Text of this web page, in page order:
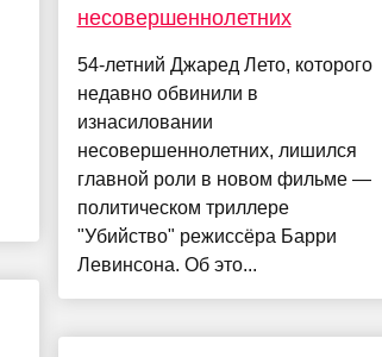
несовершеннолетних
54-летний Джаред Лето, которого
недавно обвинили в
изнасиловании
несовершеннолетних, лишился
главной роли в новом фильме —
политическом триллере
"Убийство" режиссёра Барри
Левинсона. Об это...